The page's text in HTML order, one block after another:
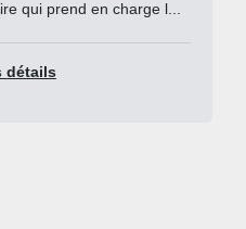
qui prend en charge l...
détails